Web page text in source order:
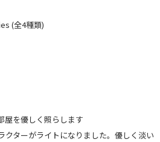
(全4種類)
を優しく照らします
クターがライトになりました。優しく淡い